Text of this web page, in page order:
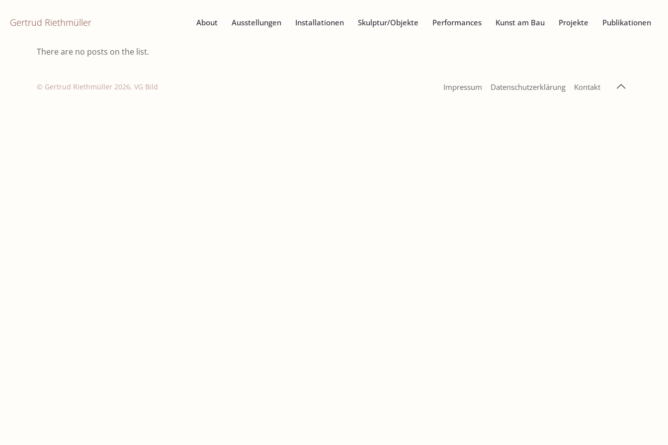
Gertrud Riethmüller About Ausstellungen Installationen Skulptur/Objekte Performances Kunst am Bau Projekte Publikationen
There are no posts on the list.
© Gertrud Riethmüller 2026, VG Bild Impressum Datenschutzerklärung Kontakt